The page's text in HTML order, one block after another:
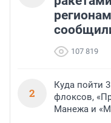
107 819
2
Куда пойти
флоксов,
Манежа и